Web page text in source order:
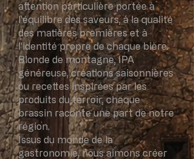
attention particulière portée à
l’équilibre des saveurs, à la qualité
des matières premières et à
l’identité propre de chaque bière.
Blonde de montagne, IPA
généreuse, créations saisonnières
ou recettes inspirées par les
produits du terroir, chaque
brassin raconte une part de notre
région.
Issus du monde de la
gastronomie, nous aimons créer